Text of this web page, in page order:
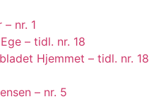
nr. 1
– tidl. nr. 18
Hjemmet – tidl. nr. 18
– nr. 5